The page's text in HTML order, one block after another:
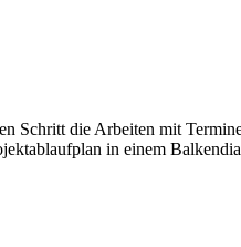
Schritt die Arbeiten mit
in einem